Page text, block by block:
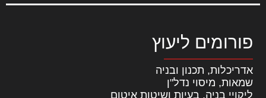
פורומים ליעוץ
אדריכלות, תכנון ובניה
שמאות, מיסוי נדל"ן
ליקויי בניה, בעיות ושיטות איטום